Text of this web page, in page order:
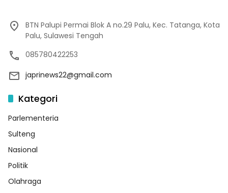
BTN Palupi Permai Blok A no.29 Palu, Kec. Tatanga, Kota
Palu, Sulawesi Tengah
085780422253
japrinews22@gmail.com
Kategori
Parlementeria
Sulteng
Nasional
Politik
Olahraga